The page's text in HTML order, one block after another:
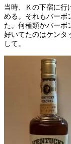
当時、Ｋの下宿に行
める。それもバー
た。何種類かバーボ
好いてたのはケンタ
して。